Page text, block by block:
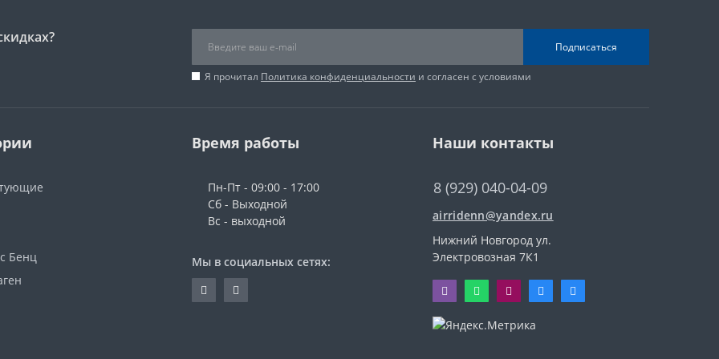
Подписаться
Я прочитал Политика конфиденциальности и согласен с условиями
Бенц
Время работы
Пн-Пт - 09:00 - 17:00
Сб - Выходной
Вс - выходной
Мы в социальных сетях:
Наши контакты
8 (929) 040-04-09
airridenn@yandex.ru
Нижний Новгород ул.
Электровозная 7К1